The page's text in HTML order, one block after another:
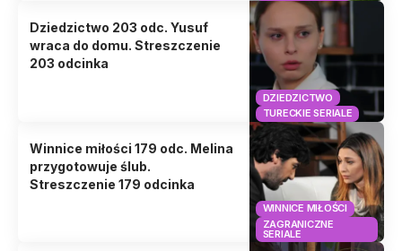
DZIEDZICTWO
TURECKIE SERIALE
Dziedzictwo 203 odc. Yusuf
wraca do domu. Streszczenie
203 odcinka
WINNICE MIŁOŚCI
ZAGRANICZNE
SERIALE
Winnice miłości 179 odc. Melina
przygotowuje ślub.
Streszczenie 179 odcinka